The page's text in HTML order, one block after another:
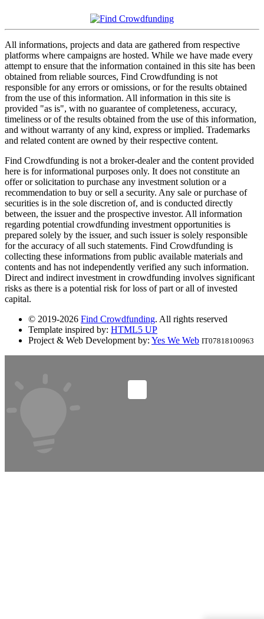
All informations, projects and data are gathered from respective
platforms where campaigns are hosted. While we have made every
attempt to ensure that the information contained in this site has been
obtained from reliable sources, Find Crowdfunding is not
responsible for any errors or omissions, or for the results obtained
from the use of this information. All information in this site is
provided "as is", with no guarantee of completeness, accuracy,
timeliness or of the results obtained from the use of this information,
and without warranty of any kind, express or implied. Trademarks
and related content are owned by their respective content.
Find Crowdfunding is not a broker-dealer and the content provided
here is for informational purposes only. It does not constitute an
offer or solicitation to purchase any investment solution or a
recommendation to buy or sell a security. Any sale or purchase of
securities is in the sole discretion of, and is conducted directly
between, the issuer and the prospective investor. All information
regarding potential crowdfunding investment opportunities is
prepared solely by the issuer, and such issuer is solely responsible
for the accuracy of all such statements. Find Crowdfunding is
collecting these informations from public available materials and
contents and has not independently verified any such information.
Direct and indirect investment in crowdfunding involves significant
risks as there is a potential risk for loss of part or all of invested
capital.
© 2019-2026 Find Crowdfunding. All rights reserved
Template inspired by: HTML5 UP
Project & Web Development by: Yes We Web IT07818100963